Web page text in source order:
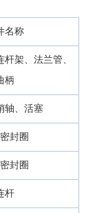
名称
架、法兰管、
柄
轴、活塞
封圈
封圈
杆